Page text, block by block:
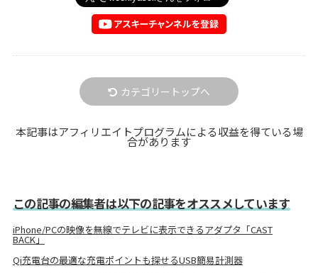
カテゴリートップへ
本記事はアフィリエイトプログラムによる収益を得ている場
合があります
この記事の編集者は以下の記事をオススメしています
iPhone/PCの映像を無線でテレビに表示できるアダプタ「CAST
BACK」
Qi充電台の最適な充電ポイントも探せるUSB簡易計測器